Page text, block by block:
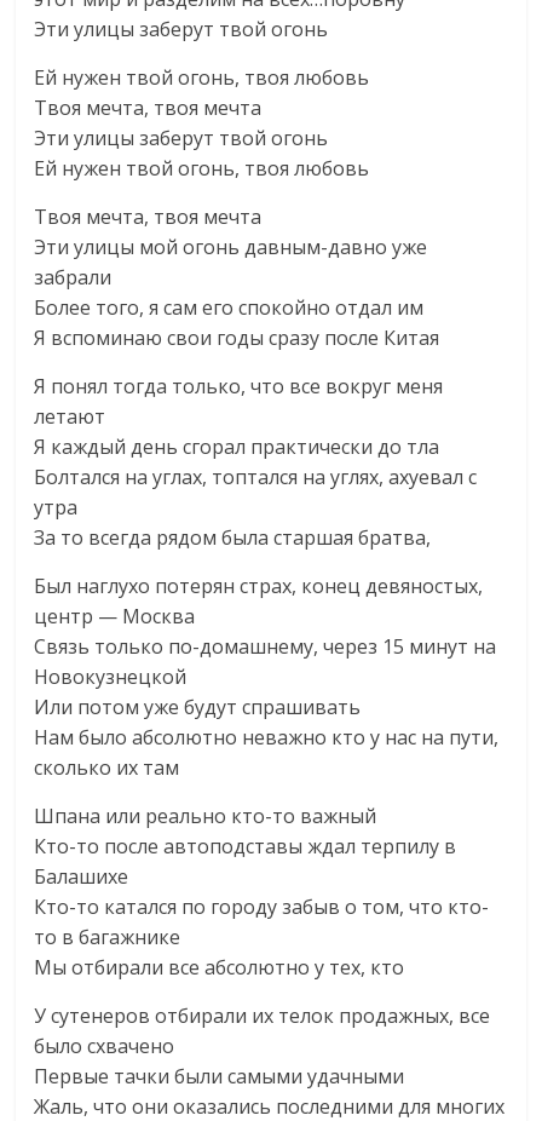
Эти улицы заберут твой огонь
Ей нужен твой огонь, твоя любовь
Твоя мечта, твоя мечта
Эти улицы заберут твой огонь
Ей нужен твой огонь, твоя любовь
Твоя мечта, твоя мечта
Эти улицы мой огонь давным-давно уже
забрали
Более того, я сам его спокойно отдал им
Я вспоминаю свои годы сразу после Китая
Я понял тогда только, что все вокруг меня
летают
Я каждый день сгорал практически до тла
Болтался на углах, топтался на углях, ахуевал с
утра
За то всегда рядом была старшая братва,
Был наглухо потерян страх, конец девяностых,
центр — Москва
Связь только по-домашнему, через 15 минут на
Новокузнецкой
Или потом уже будут спрашивать
Нам было абсолютно неважно кто у нас на пути,
сколько их там
Шпана или реально кто-то важный
Кто-то после автоподставы ждал терпилу в
Балашихе
Кто-то катался по городу забыв о том, что кто-
то в багажнике
Мы отбирали все абсолютно у тех, кто
У сутенеров отбирали их телок продажных, все
было схвачено
Первые тачки были самыми удачными
Жаль, что они оказались последними для многих